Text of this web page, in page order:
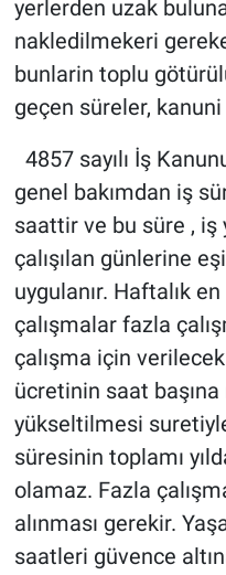
yerlerden uzak
nakledilmekeri
bunlarin toplu
geçen süreler, kanuni
4857 sayılı İş
genel bakımdan iş
saattir ve bu süre , iş
çalışılan günlerine
uygulanır. Haftalık
çalışmalar fazla
çalışma için
ücretinin saat başına
yükseltilmesi
süresinin toplamı
olamaz. Fazla
alınması gerekir.
saatleri güvence